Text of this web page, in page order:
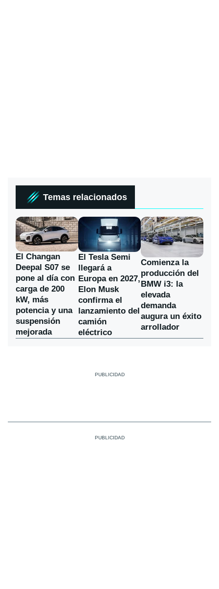
Temas relacionados
El Changan
Deepal S07 se
pone al día con
carga de 200
kW, más
potencia y una
suspensión
mejorada
El Tesla Semi
llegará a
Europa en 2027,
Elon Musk
confirma el
lanzamiento del
camión
eléctrico
Comienza la
producción del
BMW i3: la
elevada
demanda
augura un éxito
arrollador